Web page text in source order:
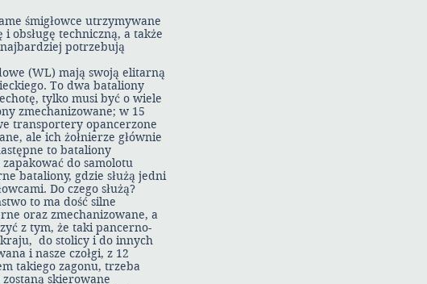
śmigłowce utrzymywane
obsługę techniczną, a także
potrzebują
(WL) mają swoją elitarną
To dwa bataliony
tylko musi być o wiele
zmechanizowane; w 15
transportery opancerzone
ale ich żołnierze głównie
to bataliony
do samolotu
bataliony, gdzie służą jedni
Do czego służą?
to ma dość silne
oraz zmechanizowane, a
z tym, że taki pancerno-
kraju, do stolicy i do innych
i nasze czołgi, z 12
takiego zagonu, trzeba
skierowane